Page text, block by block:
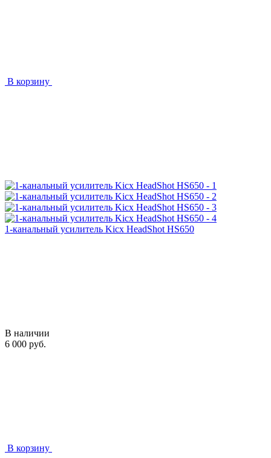
В корзину
1-канальный усилитель Kicx HeadShot HS650
В наличии
6 000 руб.
В корзину